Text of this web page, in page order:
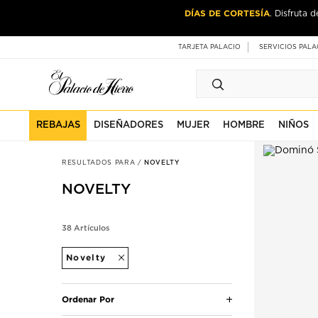
DÍAS DE CORTESÍA. Disfruta
CASA &
TARJETA PALACIO SERVICIOS
REBAJAS DISEÑADORES MUJER HOMBRE NIÑOS
RESULTADOS PARA NOVELTY
NOVELTY
38 Artículos
Novelty
Ordenar Por